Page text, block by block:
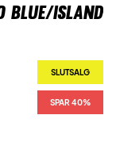
Blue/Island
SLUTSALG
SPAR 40%
SLUTSALG
SPAR 40%
SLUTSALG
SPAR 40%
SLUTSALG
SPAR 40%
SLUTSALG
SPAR 40%
SLUTSALG
SPAR 40%